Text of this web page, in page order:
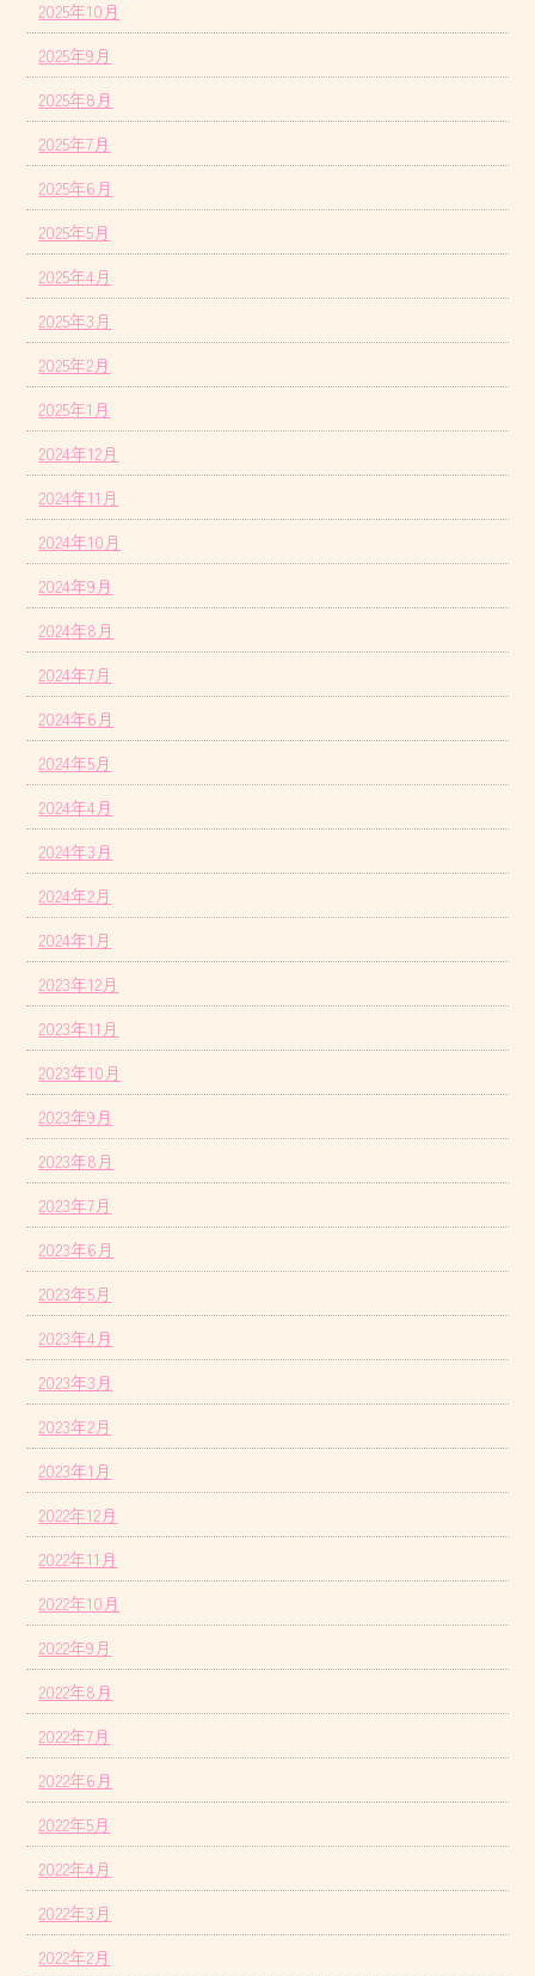
2025年10月
2025年9月
2025年8月
2025年7月
2025年6月
2025年5月
2025年4月
2025年3月
2025年2月
2025年1月
2024年12月
2024年11月
2024年10月
2024年9月
2024年8月
2024年7月
2024年6月
2024年5月
2024年4月
2024年3月
2024年2月
2024年1月
2023年12月
2023年11月
2023年10月
2023年9月
2023年8月
2023年7月
2023年6月
2023年5月
2023年4月
2023年3月
2023年2月
2023年1月
2022年12月
2022年11月
2022年10月
2022年9月
2022年8月
2022年7月
2022年6月
2022年5月
2022年4月
2022年3月
2022年2月